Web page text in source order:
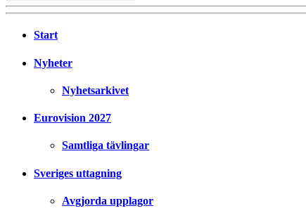
Start
Nyheter
Nyhetsarkivet
Eurovision 2027
Samtliga tävlingar
Sveriges uttagning
Avgjorda upplagor